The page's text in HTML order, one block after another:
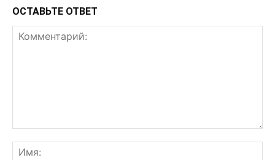
ОСТАВЬТЕ ОТВЕТ